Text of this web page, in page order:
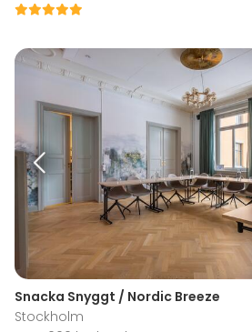
Snacka Snyggt / Nordic Breeze
Stockholm